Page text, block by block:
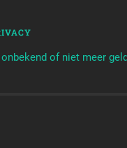
of niet meer